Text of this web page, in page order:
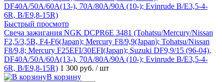
Быстрый просмотр
Свеча зажигания NGK DCPR6E 3481 (Tohatsu/Mercury/Nissan
F2,5/3,5B, F4-F6(Japan); Mercury F8/9,9(Japan); Tohatsu/Nissan
F8/9,8; Mercury F25EFI/30EFI(Japan); Suzuki DF9,9/15 (96-04),
DF40A/50A/60A(13-), 70A/80A/90A (10-); Evinrude B/E3,5-4-
6R, B/E9,8-15R) 1 300 руб. / шт
В корзину